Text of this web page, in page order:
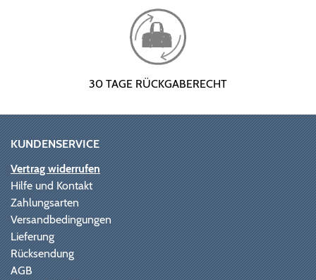
30 TAGE RÜCKGABERECHT
KUNDENSERVICE
Vertrag widerrufen
Hilfe und Kontakt
Zahlungsarten
Versandbedingungen
Lieferung
Rücksendung
AGB